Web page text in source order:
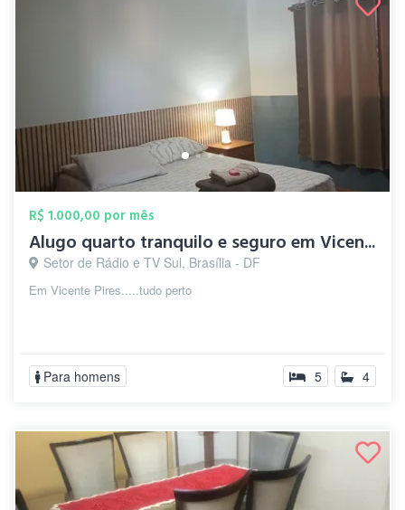
R$ 1.000,00 por mês
Alugo quarto tranquilo e seguro em Vicen...
Setor de Rádio e TV Sul, Brasília - DF
Em Vicente Pires.....tudo perto
Para homens 5 4